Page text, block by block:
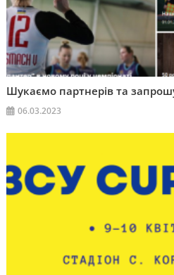
Шукаємо партнерів та
06.03.2023